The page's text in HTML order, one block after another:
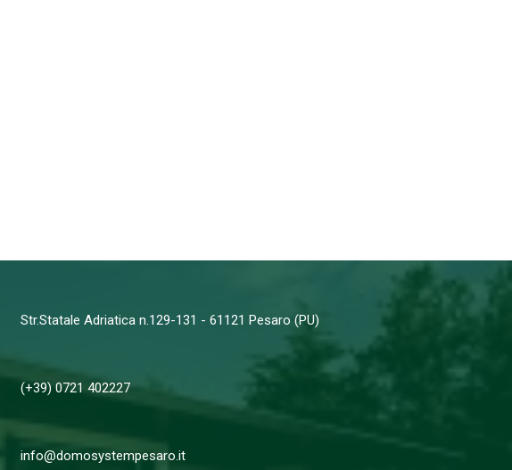
Str.Statale Adriatica n.129-131 - 61121 Pesaro (PU)
(+39) 0721 402227
info@domosystempesaro.it